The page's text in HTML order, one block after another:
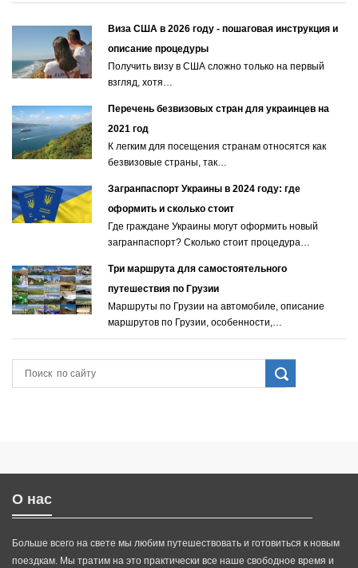
Виза США в 2026 году - пошаговая инструкция и
описание процедуры
Получить визу в США сложно только на первый
взгляд, хотя…
Перечень безвизовых стран для украинцев на
2021 год
К легким для посещения странам относятся как
безвизовые страны, так…
Загранпаспорт Украины в 2024 году: где
оформить и сколько стоит
Где граждане Украины могут оформить новый
загранпаспорт? Сколько стоит процедура…
Три маршрута для самостоятельного
путешествия по Грузии
Маршруты по Грузии на автомобиле, описание
маршрутов по Грузии, особенности,…
О нас
Больше всего на свете мы любим путешествовать и готовиться к новым
поездкам. Мы тратим на это практически все наше свободное время и